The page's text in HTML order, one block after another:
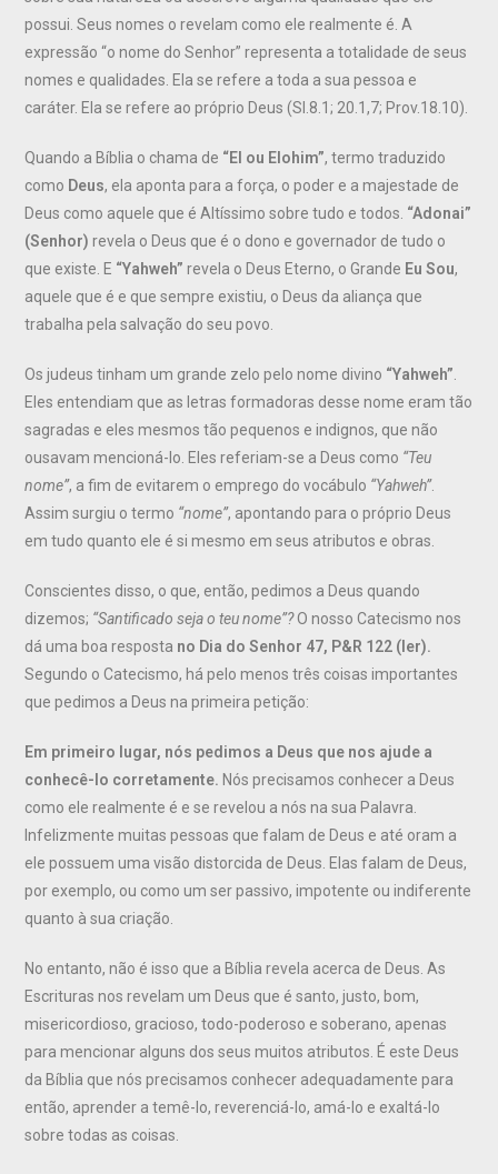
possui. Seus nomes o revelam como ele realmente é. A
expressão “o nome do Senhor” representa a totalidade de seus
nomes e qualidades. Ela se refere a toda a sua pessoa e
caráter. Ela se refere ao próprio Deus (Sl.8.1; 20.1,7; Prov.18.10).
Quando a Bíblia o chama de “El ou Elohim”, termo traduzido
como Deus, ela aponta para a força, o poder e a majestade de
Deus como aquele que é Altíssimo sobre tudo e todos. “Adonai”
(Senhor) revela o Deus que é o dono e governador de tudo o
que existe. E “Yahweh” revela o Deus Eterno, o Grande Eu Sou,
aquele que é e que sempre existiu, o Deus da aliança que
trabalha pela salvação do seu povo.
Os judeus tinham um grande zelo pelo nome divino “Yahweh”
Eles entendiam que as letras formadoras desse nome eram tão
sagradas e eles mesmos tão pequenos e indignos, que não
ousavam mencioná-lo. Eles referiam-se a Deus como “Teu
nome”, a fim de evitarem o emprego do vocábulo “Yahweh”.
Assim surgiu o termo “nome”, apontando para o próprio Deus
em tudo quanto ele é si mesmo em seus atributos e obras.
Conscientes disso, o que, então, pedimos a Deus quando
dizemos; “Santificado seja o teu nome”?O nosso Catecismo nos
dá uma boa resposta no Dia do Senhor 47, P&R 122 (ler).
Segundo o Catecismo, há pelo menos três coisas importantes
que pedimos a Deus na primeira petição:
Em primeiro lugar, nós pedimos a Deus que nos ajude a
conhecê-lo corretamente. Nós precisamos conhecer a Deus
como ele realmente é e se revelou a nós na sua Palavra.
Infelizmente muitas pessoas que falam de Deus e até oram a
ele possuem uma visão distorcida de Deus. Elas falam de Deus,
por exemplo, ou como um ser passivo, impotente ou indiferente
quanto à sua criação.
No entanto, não é isso que a Bíblia revela acerca de Deus. As
Escrituras nos revelam um Deus que é santo, justo, bom,
misericordioso, gracioso, todo-poderoso e soberano, apenas
para mencionar alguns dos seus muitos atributos. É este Deus
da Bíblia que nós precisamos conhecer adequadamente para
então, aprender a temê-lo, reverenciá-lo, amá-lo e exaltá-lo
sobre todas as coisas.